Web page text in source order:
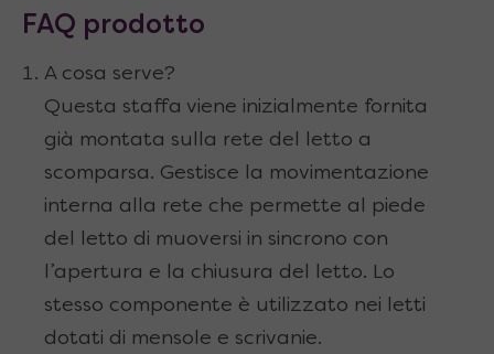
FAQ prodotto
A cosa serve?
Questa staffa viene inizialmente fornita
già montata sulla rete del letto a
scomparsa. Gestisce la movimentazione
interna alla rete che permette al piede
del letto di muoversi in sincrono con
l’apertura e la chiusura del letto. Lo
stesso componente è utilizzato nei letti
dotati di mensole e scrivanie.